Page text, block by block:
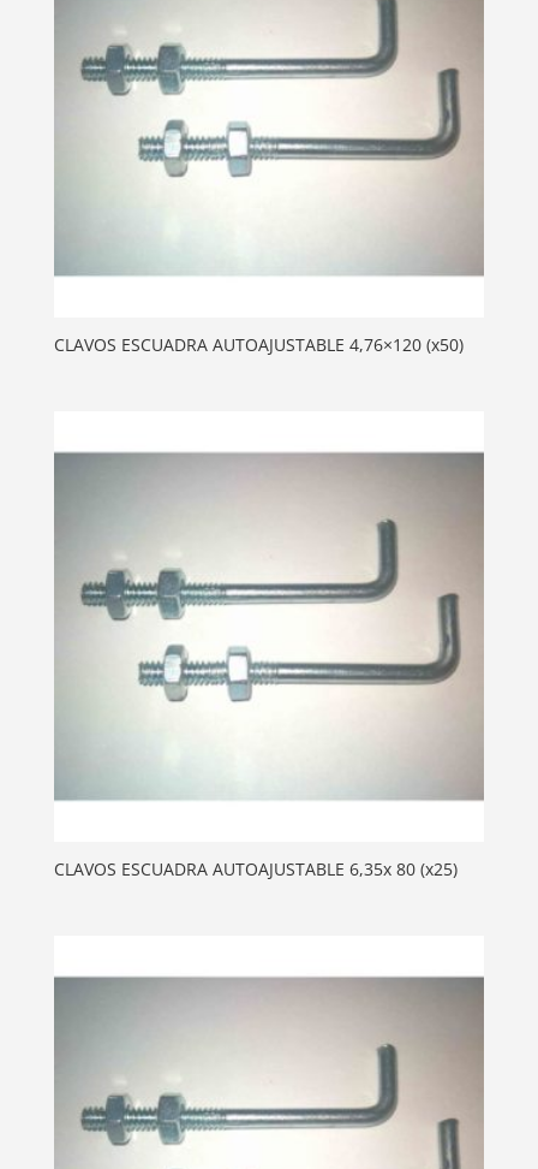
CLAVOS ESCUADRA AUTOAJUSTABLE 4,76×120 (x50)
CLAVOS ESCUADRA AUTOAJUSTABLE 6,35x 80 (x25)